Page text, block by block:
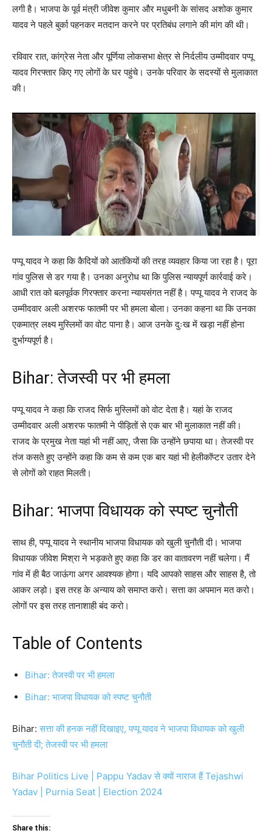
लगी है। भाजपा के पूर्व मंत्री जीवेश कुमार और मधुबनी के सांसद अशोक कुमार
यादव ने पहले बुर्का पहनकर मतदान करने पर प्रतिबंध लगाने की मांग की थी।
रविवार रात, कांग्रेस नेता और पूर्णिया लोकसभा क्षेत्र से निर्दलीय उम्मीदवार पप्पू
यादव गिरफ्तार किए गए लोगों के घर पहुंचे। उनके परिवार के सदस्यों से मुलाकात
की।
पप्पू यादव ने कहा कि कैदियों को आतंकियों की तरह व्यवहार किया जा रहा है। पूरा
गांव पुलिस से डर गया है। उनका अनुरोध था कि पुलिस न्यायपूर्ण कार्रवाई करे।
आधी रात को बलपूर्वक गिरफ्तार करना न्यायसंगत नहीं है। पप्पू यादव ने राजद के
उम्मीदवार अली अशरफ फातमी पर भी हमला बोला। उनका कहना था कि उनका
एकमात्र लक्ष्य मुस्लिमों का वोट पाना है। आज उनके दुःख में खड़ा नहीं होना
दुर्भाग्यपूर्ण है।
Bihar: तेजस्वी पर भी हमला
पप्पू यादव ने कहा कि राजद सिर्फ मुस्लिमों को वोट देता है। यहां के राजद
उम्मीदवार अली अशरफ फातमी ने पीड़ितों से एक बार भी मुलाकात नहीं की।
राजद के प्रमुख नेता यहां भी नहीं आए, जैसा कि उन्होंने छपाया था। तेजस्वी पर
तंज कसते हुए उन्होंने कहा कि कम से कम एक बार यहां भी हेलीकॉप्टर उतार देने
से लोगों को राहत मिलती।
Bihar: भाजपा विधायक को स्पष्ट चुनौती
साथ ही, पप्पू यादव ने स्थानीय भाजपा विधायक को खुली चुनौती दी। भाजपा
विधायक जीवेश मिश्रा ने भड़कते हुए कहा कि डर का वातावरण नहीं चलेगा। मैं
गांव में ही बैठ जाऊंगा अगर आवश्यक होगा। यदि आपको साहस और साहस है, तो
आकर लड़ो। इस तरह के अन्याय को समाप्त करो। सत्ता का अपमान मत करो।
लोगों पर इस तरह तानाशाही बंद करो।
Table of Contents
Bihar: तेजस्वी पर भी हमला
Bihar: भाजपा विधायक को स्पष्ट चुनौती
Bihar:सत्ता की हनक नहीं दिखाइए, पप्पू यादव ने भाजपा विधायक को खुली
चुनौती दी; तेजस्वी पर भी हमला
Bihar Politics Live | Pappu Yadav से क्यों नाराज हैं Tejashwi
Yadav | Purnia Seat | Election 2024
Share this: